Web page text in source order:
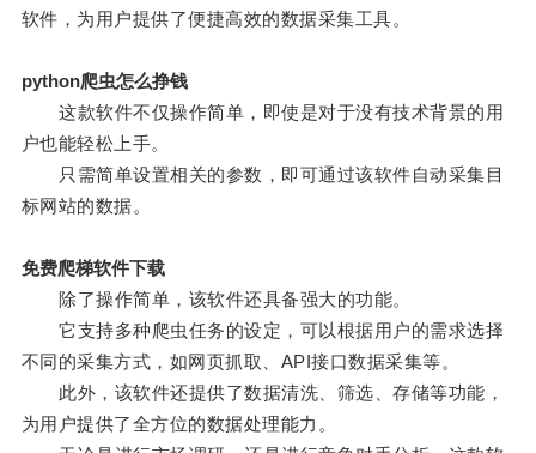
软件，为用户提供了便捷高效的数据采集工具。
python爬虫怎么挣钱
这款软件不仅操作简单，即使是对于没有技术背景的用
户也能轻松上手。
只需简单设置相关的参数，即可通过该软件自动采集目
标网站的数据。
免费爬梯软件下载
除了操作简单，该软件还具备强大的功能。
它支持多种爬虫任务的设定，可以根据用户的需求选择
不同的采集方式，如网页抓取、API接口数据采集等。
此外，该软件还提供了数据清洗、筛选、存储等功能，
为用户提供了全方位的数据处理能力。